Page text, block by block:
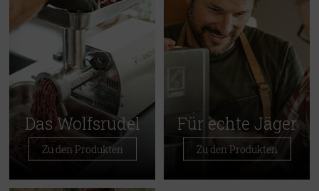
Das Wolfsrudel
Zu den Produkten
Für echte Jäger
Zu den Produkten